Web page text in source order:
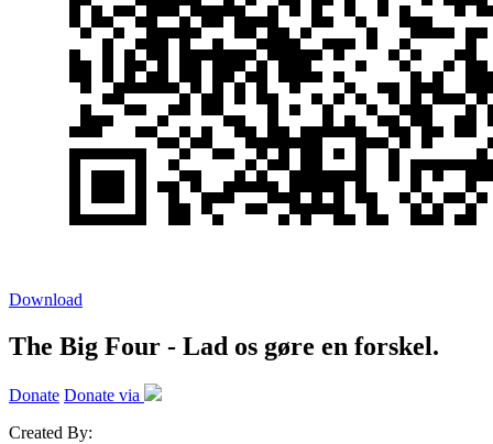
Download
The Big Four - Lad os gøre en forskel.
Donate Donate via
Created By: